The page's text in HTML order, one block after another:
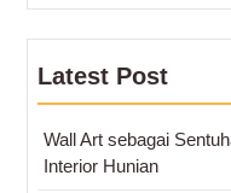
Latest Post
Wall Art sebagai
Interior Hunian